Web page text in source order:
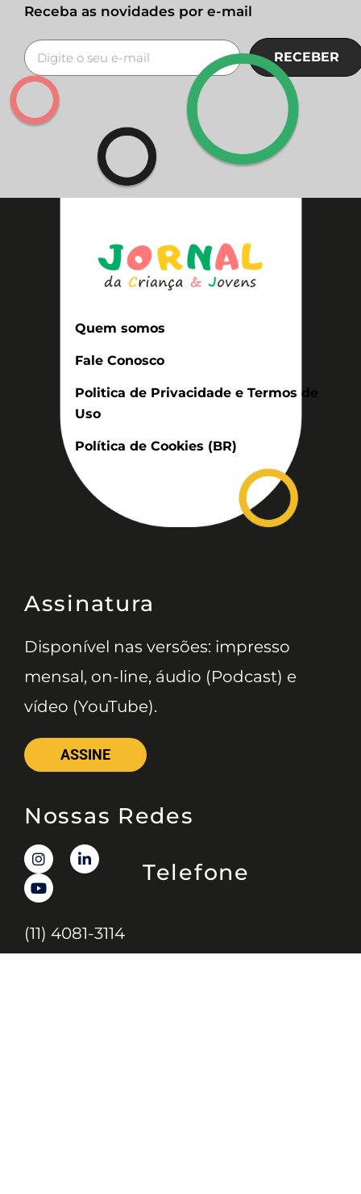
Receba as novidades por e-mail
RECEBER
Quem somos
Fale Conosco
Politica de Privacidade e Termos de
Uso
Política de Cookies (BR)
Assinatura
Disponível nas versões: impresso
mensal, on-line, áudio (Podcast) e
vídeo (YouTube).
ASSINE
Nossas Redes
Telefone
(11) 4081-3114